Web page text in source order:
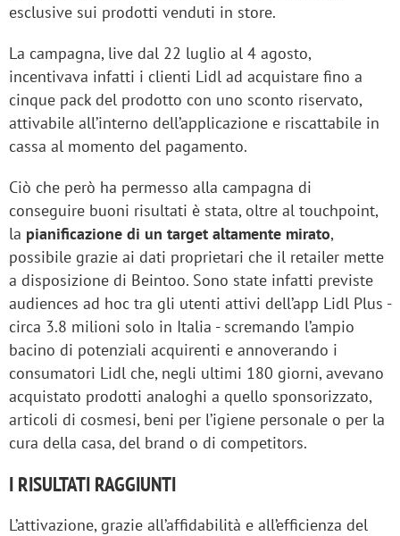
esclusive sui prodotti venduti in store.
La campagna, live dal 22 luglio al 4 agosto,
incentivava infatti i clienti Lidl ad acquistare fino a
cinque pack del prodotto con uno sconto riservato,
attivabile all’interno dell’applicazione e riscattabile in
cassa al momento del pagamento.
Ciò che però ha permesso alla campagna di
conseguire buoni risultati è stata, oltre al touchpoint,
la pianificazione di un target altamente mirato,
possibile grazie ai dati proprietari che il retailer mette
a disposizione di Beintoo. Sono state infatti previste
audiences ad hoc tra gli utenti attivi dell’app Lidl Plus -
circa 3.8 milioni solo in Italia - scremando l’ampio
bacino di potenziali acquirenti e annoverando i
consumatori Lidl che, negli ultimi 180 giorni, avevano
acquistato prodotti analoghi a quello sponsorizzato,
articoli di cosmesi, beni per l’igiene personale o per la
cura della casa, del brand o di competitors.
I RISULTATI RAGGIUNTI
L’attivazione, grazie all’affidabilità e all’efficienza del